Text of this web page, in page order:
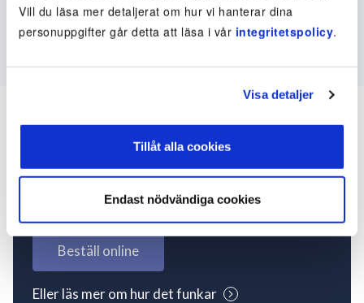
Vill du läsa mer detaljerat om hur vi hanterar dina
personuppgifter går detta att läsa i vår integritetspolicy.
Visa detaljer
Tillåt alla cookies
Endast nödvändiga cookies
Inte kund ännu? Kom
igång nu!
Beställ online
Eller läs mer om hur det funkar